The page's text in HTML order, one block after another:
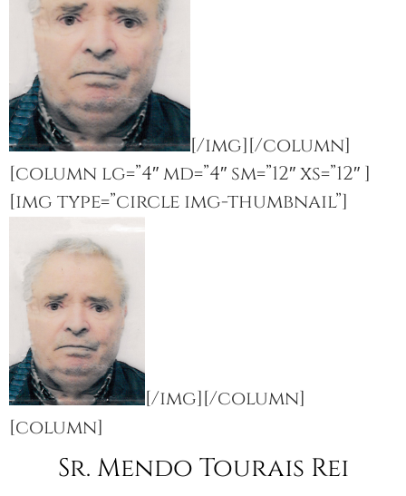
[/img][/column]
[column lg=”4″ md=”4″ sm=”12″ xs=”12″ ]
[img type=”circle img-thumbnail”]
[/img][/column]
[column]
Sr. Mendo Tourais Rei